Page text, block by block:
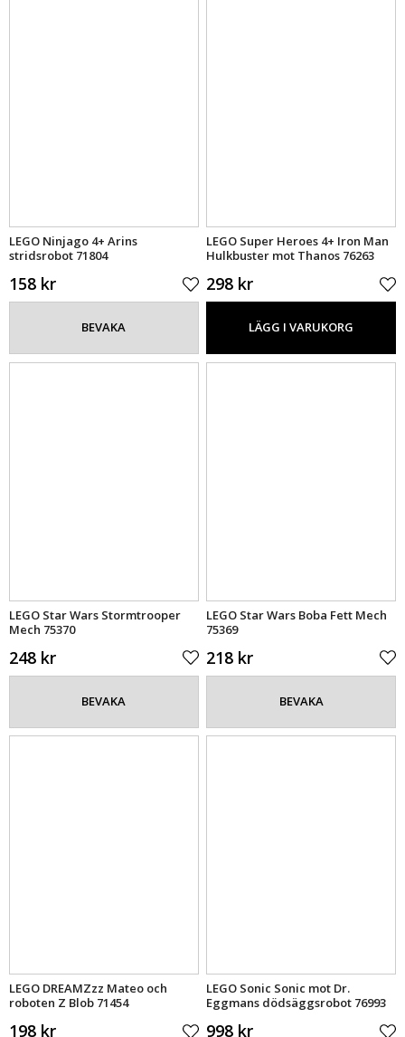
LEGO Ninjago 4+ Arins
stridsrobot 71804
158 kr
BEVAKA
LEGO Super Heroes 4+ Iron Man
Hulkbuster mot Thanos 76263
298 kr
LÄGG I VARUKORG
LEGO Star Wars Stormtrooper
Mech 75370
248 kr
BEVAKA
LEGO Star Wars Boba Fett Mech
75369
218 kr
BEVAKA
LEGO DREAMZzz Mateo och
roboten Z Blob 71454
198 kr
LEGO Sonic Sonic mot Dr.
Eggmans dödsäggsrobot 76993
998 kr